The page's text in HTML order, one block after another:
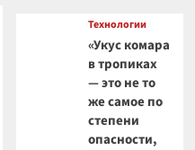
Технологии
«Укус комара
в тропиках
— это не то
же самое по
степени
опасности,